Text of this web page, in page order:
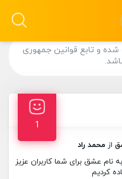
و تابع قوانین جمهوری
1
از محمد راد
عشق برای شما کاربران عزیز
کردیم